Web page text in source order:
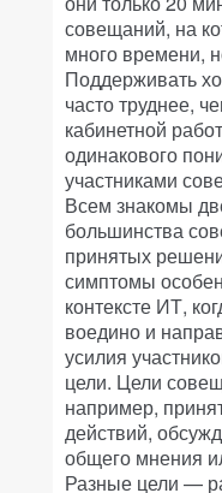
совещаний, на
много времени,
Поддерживать
часто труднее,
кабинетной
одинакового
участниками
Всем знакомы
большинства
принятых
симптомы
контексте ИТ,
воедино и
усилия
цели. Цели
например,
действий,
общего мнения
Разные цели —